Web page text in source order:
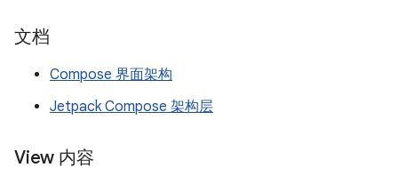
文档
Compose 界面架构
Jetpack Compose 架构层
View 内容